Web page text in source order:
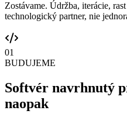
Zostávame. Údržba, iterácie,
technologický partner, nie
01
BUDUJEME
Softvér navrhnutý
naopak